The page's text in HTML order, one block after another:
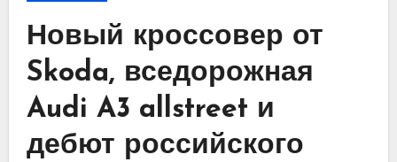
Новый кроссовер от
Skoda, вседорожная
Audi A3 allstreet и
дебют российского